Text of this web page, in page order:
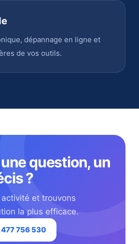
dépannage en ligne et
de vos outils.
question, un
?
et trouvons
la plus efficace.
756 530